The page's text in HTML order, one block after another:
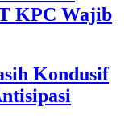
KPC Wajib
Kondusif